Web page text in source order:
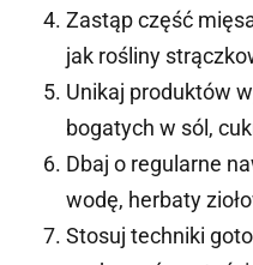
Zastąp część
jak rośliny
Unikaj produktów
bogatych w sól,
Dbaj o regularne
wodę, herbaty
Stosuj techniki